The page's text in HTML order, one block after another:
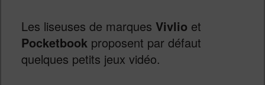
Les liseuses de marques Vivlio et
Pocketbookproposent par défaut
quelques petits jeux vidéo.